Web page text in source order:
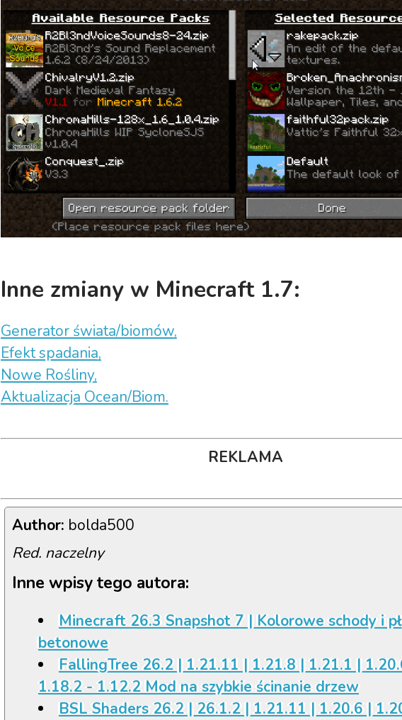
Inne zmiany w Minecraft 1.7:
Generator świata/biomów,
Efekt spadania,
Nowe Rośliny,
Aktualizacja Ocean/Biom.
REKLAMA
Author: bolda500
Red. naczelny
Inne wpisy tego autora:
Minecraft 26.3 Snapshot 7 | Kolorowe schody i
betonowe
FallingTree 26.2 | 1.21.11 | 1.21.8 | 1.21.1 |
1.18.2 - 1.12.2 Mod na szybkie ścinanie drzew
BSL Shaders 26.2 | 26.1.2 | 1.21.11 | 1.20.6 |